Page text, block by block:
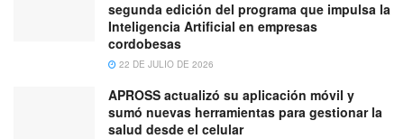
segunda edición del programa que impulsa la
Inteligencia Artificial en empresas
cordobesas
22 DE JULIO DE 2026
APROSS actualizó su aplicación móvil y
sumó nuevas herramientas para gestionar la
salud desde el celular